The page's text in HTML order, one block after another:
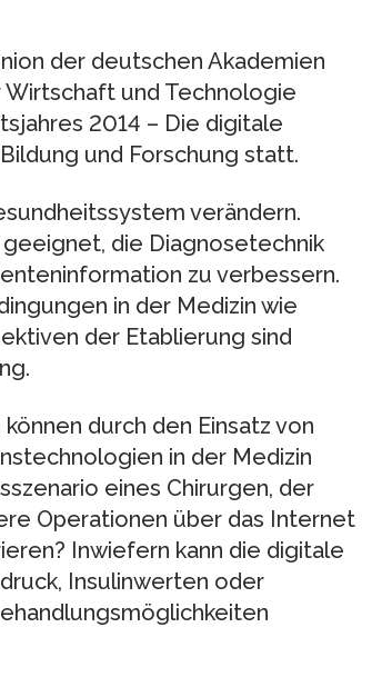
der deutschen Akademien
und Technologie
2014 – Die digitale
und Forschung statt.
verändern.
die Diagnosetechnik
zu verbessern.
in der Medizin wie
der Etablierung sind
durch den Einsatz von
in der Medizin
eines Chirurgen, der
Operationen über das Internet
Inwiefern kann die digitale
Insulinwerten oder